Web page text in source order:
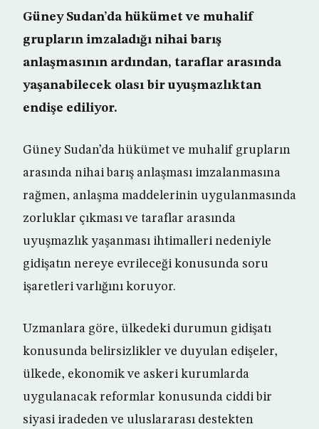
Güney Sudan’da hükümet ve muhalif
grupların imzaladığı nihai barış
anlaşmasının ardından, taraflar arasında
yaşanabilecek olası bir uyuşmazlıktan
endişe ediliyor.
Güney Sudan’da hükümet ve muhalif grupların
arasında nihai barış anlaşması imzalanmasına
rağmen, anlaşma maddelerinin uygulanmasında
zorluklar çıkması ve taraflar arasında
uyuşmazlık yaşanması ihtimalleri nedeniyle
gidişatın nereye evrileceği konusunda soru
işaretleri varlığını koruyor.
Uzmanlara göre, ülkedeki durumun gidişatı
konusunda belirsizlikler ve duyulan edişeler,
ülkede, ekonomik ve askeri kurumlarda
uygulanacak reformlar konusunda ciddi bir
siyasi iradeden ve uluslararası destekten